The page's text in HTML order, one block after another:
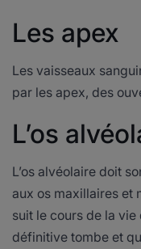
Les apex
Les vaisseaux
par les apex, des
L’os
L’os alvéolaire doit
aux os maxillaires et
suit le cours de la
définitive tombe et